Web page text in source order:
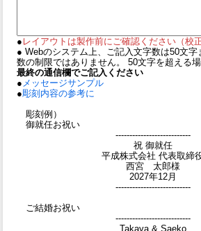
● レイアウトは製作前にご確認ください（校正
● Webのシステム上、ご記入文字数は50文
数の制限ではありません。 50文字を超える場
最終の通信欄でご記入ください
● メッセージサンプル
●彫刻内容の参考に
彫刻例）
御就任お祝い
---------------------------
祝 御就任
平成株式会社 代表取締
西宮 太郎様
2027年12月
---------------------------
ご結婚お祝い
---------------------------
Takaya & Saeko